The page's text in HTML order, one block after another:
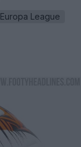
Europa League